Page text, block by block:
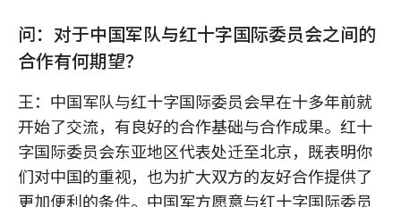
问：对于中国军队与红十字国际委员会之间的
合作有何期望？
王：中国军队与红十字国际委员会早在十多年前就
开始了交流，有良好的合作基础与合作成果。红十
字国际委员会东亚地区代表处迁至北京，既表明你
们对中国的重视，也为扩大双方的友好合作提供了
更加便利的条件。中国军方愿意与红十字国际委员